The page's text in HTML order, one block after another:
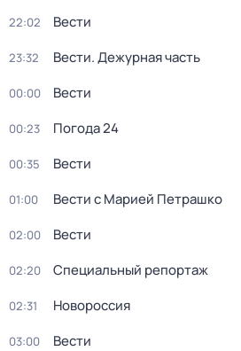
22:02 Вести
23:32 Вести. Дежурная часть
00:00 Вести
00:23 Погода 24
00:35 Вести
01:00 Вести с Марией Петрашко
02:00 Вести
02:20 Специальный репортаж
02:31 Новороссия
03:00 Вести